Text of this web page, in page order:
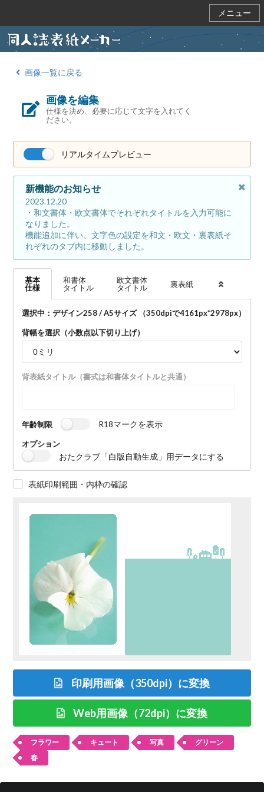
メニュー
画像一覧に戻る
画像を編集
仕様を決め、必要に応じて文字を入れてく
ださい。
リアルタイムプレビュー
新機能のお知らせ
2023.12.20
・和文書体・欧文書体でそれぞれタイトルを入力可能に
なりました。
機能追加に伴い、文字色の設定を和文・欧文・裏表紙そ
れぞれのタブ内に移動しました。
基本
仕様
和書体
タイトル
欧文書体
タイトル
裏表紙
選択中：デザイン258 / A5サイズ （350dpiで4161px*2978px）
背幅を選択（小数点以下切り上げ）
背表紙タイトル（書式は和書体タイトルと共通）
年齢制限 R18マークを表示
オプション
おたクラブ「白版自動生成」用データにする
表紙印刷範囲・内枠の確認
印刷用画像（350dpi）に変換
Web用画像（72dpi）に変換
フラワー キュート 写真
グリーン
春